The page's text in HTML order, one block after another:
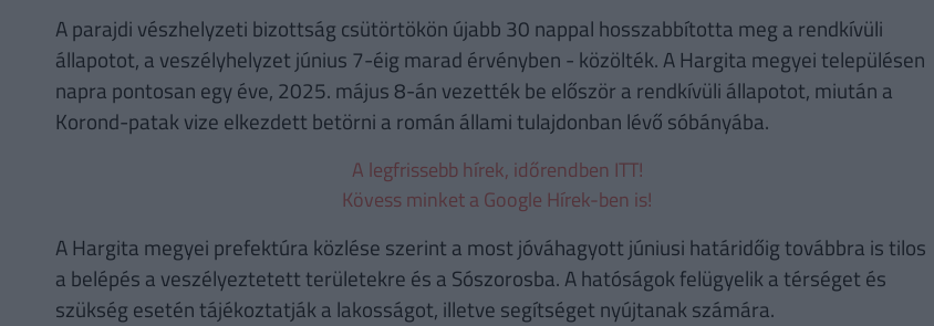
A parajdi vészhelyzeti bizottság csütörtökön újabb 30 nappal hosszabbította meg a rendkívüli
állapotot, a veszélyhelyzet június 7-éig marad érvényben - közölték. A Hargita megyei településen
napra pontosan egy éve, 2025. május 8-án vezették be először a rendkívüli állapotot, miután a
Korond-patak vize elkezdett betörni a román állami tulajdonban lévő sóbányába.
A legfrissebb hírek, időrendben ITT!
Kövess minket a Google Hírek-ben is!
A Hargita megyei prefektúra közlése szerint a most jóváhagyott júniusi határidőig továbbra is tilos
a belépés a veszélyeztetett területekre és a Sószorosba. A hatóságok felügyelik a térséget és
szükség esetén tájékoztatják a lakosságot, illetve segítséget nyújtanak számára.